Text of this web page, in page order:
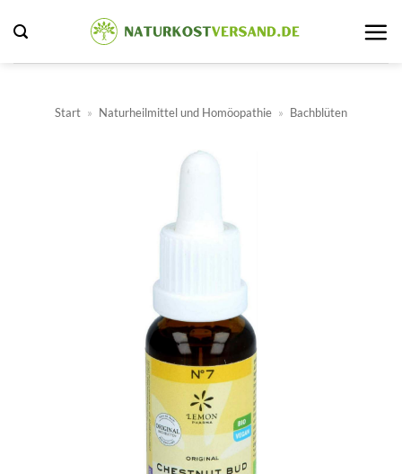
Inhalt
springen
Start » Naturheilmittel und Homöopathie » Bachblüten